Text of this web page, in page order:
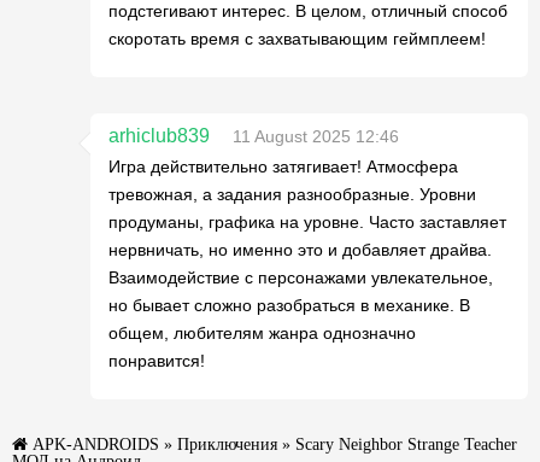
подстегивают интерес. В целом, отличный способ
скоротать время с захватывающим геймплеем!
arhiclub839
11 August 2025 12:46
Игра действительно затягивает! Атмосфера
тревожная, а задания разнообразные. Уровни
продуманы, графика на уровне. Часто заставляет
нервничать, но именно это и добавляет драйва.
Взаимодействие с персонажами увлекательное,
но бывает сложно разобраться в механике. В
общем, любителям жанра однозначно
понравится!
APK-ANDROIDS » Приключения » Scary Neighbor Strange Teacher